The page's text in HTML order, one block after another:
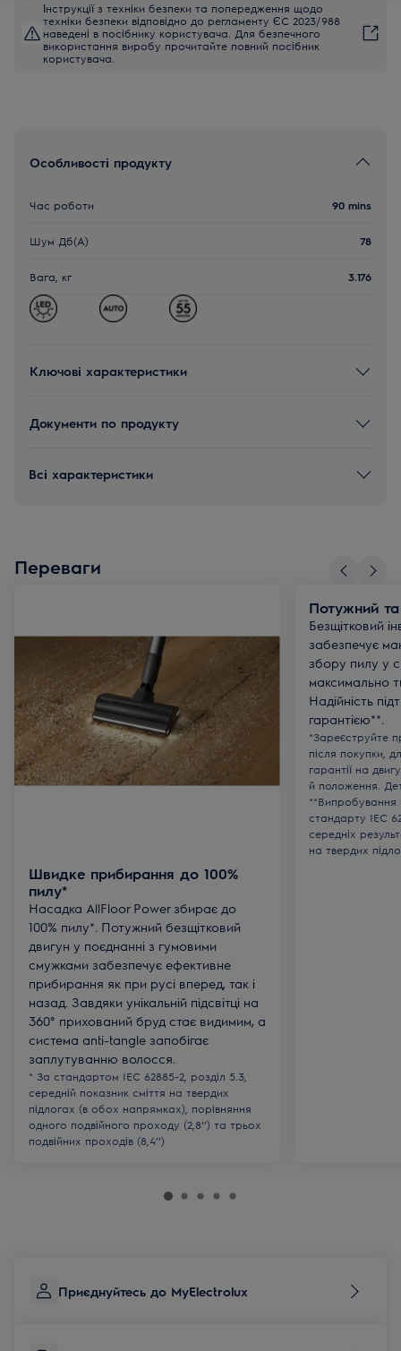
Інструкції з техніки безпеки та попередження щодо
техніки безпеки відповідно до регламенту ЄС 2023/988
наведені в посібнику користувача. Для безпечного
використання виробу прочитайте повний посібник
користувача.
Особливості продукту
Час роботи 90 mins
Шум Дб(A) 78
Вага, кг 3.176
Ключові характеристики
Документи по продукту
Всі характеристики
Переваги
Швидке прибирання до 100%
пилу*
Насадка AllFloor Power збирає до
100% пилу*. Потужний безщітковий
двигун у поєднанні з гумовими
смужками забезпечує ефективне
прибирання як при русі вперед, так і
назад. Завдяки унікальній підсвітці на
360° прихований бруд стає видимим, а
система anti-tangle запобігає
заплутуванню волосся.
* За стандартом IEC 62885-2, розділ 5.3,
середній показник сміття на твердих
підлогах (в обох напрямках), порівняння
одного подвійного проходу (2,8’’) та трьох
подвійних проходів (8,4’’)
Потужний
Безщітковий
забезпечує
збору пилу у
максимально
Надійність
гарантією**.
*Зареєструйте
після покупки,
гарантії на
й положення.
**Випробування
стандарту IEC
середніх
на твердих
Приєднуйтесь до MyElectrolux